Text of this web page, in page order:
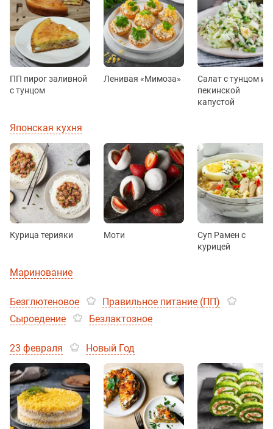
ПП пирог заливной
с тунцом
Ленивая «Мимоза»
Салат с тунцом и
пекинской
капустой
Японская кухня
Курица терияки Моти
Суп Рамен с
курицей
Маринование
Безглютеновое
Правильное питание (ПП)
Сыроедение
Безлактозное
23 февраля Новый Год